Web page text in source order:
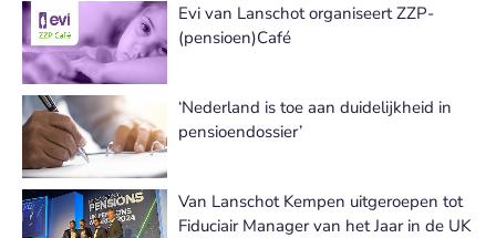
Evi van Lanschot organiseert ZZP-
(pensioen)Café
‘Nederland is toe aan duidelijkheid in
pensioendossier’
Van Lanschot Kempen uitgeroepen tot
Fiduciair Manager van het Jaar in de UK